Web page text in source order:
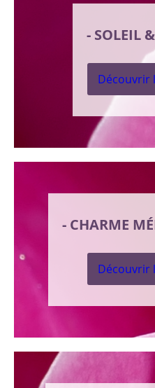
- SOLEIL
Découvrir
- CHARME
Découvrir